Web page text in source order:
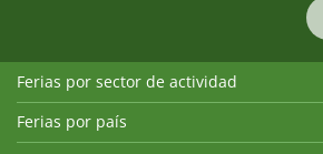
Ferias por sector de actividad
Ferias por país